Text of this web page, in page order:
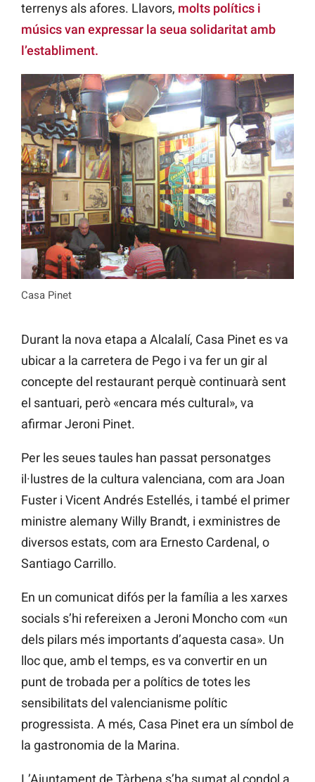
terrenys als afores. Llavors, molts polítics i
músics van expressar la seua solidaritat amb
l’establiment.
Casa Pinet
Durant la nova etapa a Alcalalí, Casa Pinet es va
ubicar a la carretera de Pego i va fer un gir al
concepte del restaurant perquè continuarà sent
el santuari, però «encara més cultural», va
afirmar Jeroni Pinet.
Per les seues taules han passat personatges
il·lustres de la cultura valenciana, com ara Joan
Fuster i Vicent Andrés Estellés, i també el primer
ministre alemany Willy Brandt, i exministres de
diversos estats, com ara Ernesto Cardenal, o
Santiago Carrillo.
En un comunicat difós per la família a les xarxes
socials s’hi refereixen a Jeroni Moncho com «un
dels pilars més importants d’aquesta casa». Un
lloc que, amb el temps, es va convertir en un
punt de trobada per a polítics de totes les
sensibilitats del valencianisme polític
progressista. A més, Casa Pinet era un símbol de
la gastronomia de la Marina.
L’Ajuntament de Tàrbena s’ha sumat al condol a